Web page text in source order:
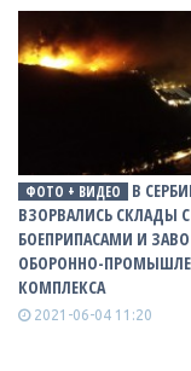
ФОТО + ВИДЕО
В
ВЗОРВАЛИСЬ СКЛАДЫ С
БОЕПРИПАСАМИ И
ОБОРОННО-
КОМПЛЕКСА
2021-06-04 11:20